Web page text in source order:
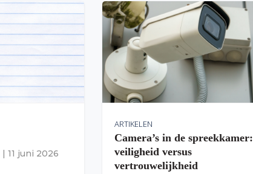
| 11 juni 2026
ARTIKELEN
Camera’s in de spreekkamer:
veiligheid versus
vertrouwelijkheid